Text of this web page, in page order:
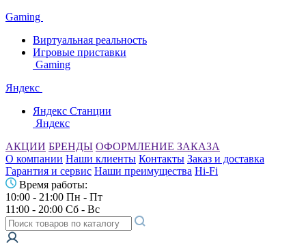
Gaming
Виртуальная реальность
Игровые приставки
Gaming
Яндекс
Яндекс Станции
Яндекс
АКЦИИ БРЕНДЫ ОФОРМЛЕНИЕ ЗАКАЗА
О компании Наши клиенты Контакты Заказ и доставка
Гарантия и сервис Наши преимущества Hi-Fi
Время работы:
10:00 - 21:00 Пн - Пт
11:00 - 20:00 Сб - Вс